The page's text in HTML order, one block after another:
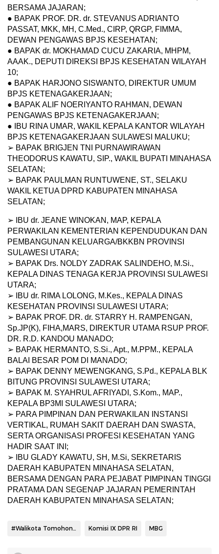
BERSAMA JAJARAN;
● BAPAK PROF. DR. dr. STEVANUS ADRIANTO
PASSAT, MKK, MH, C.Med., CIRP, QRGP, FIMMA,
DEWAN PENGAWAS BPJS KESEHATAN;
● BAPAK dr. MOKHAMAD CUCU ZAKARIA, MHPM,
AAAK., DEPUTI DIREKSI BPJS KESEHATAN WILAYAH
10;
● BAPAK HARJONO SISWANTO, DIREKTUR UMUM
BPJS KETENAGAKERJAAN;
● BAPAK ALIF NOERIYANTO RAHMAN, DEWAN
PENGAWAS BPJS KETENAGAKERJAAN;
● IBU RINA UMAR, WAKIL KEPALA KANTOR WILAYAH
BPJS KETENAGAKERJAAN SULAWESI MALUKU;
➢ BAPAK BRIGJEN TNI PURNAWIRAWAN
THEODORUS KAWATU, SIP., WAKIL BUPATI MINAHASA
SELATAN;
➢ BAPAK PAULMAN RUNTUWENE, ST., SELAKU
WAKIL KETUA DPRD KABUPATEN MINAHASA
SELATAN;
➢ IBU dr. JEANE WINOKAN, MAP, KEPALA
PERWAKILAN KEMENTERIAN KEPENDUDUKAN DAN
PEMBANGUNAN KELUARGA/BKKBN PROVINSI
SULAWESI UTARA;
➢ BAPAK Drs. NOLDY ZADRAK SALINDEHO, M.Si.,
KEPALA DINAS TENAGA KERJA PROVINSI SULAWESI
UTARA;
➢ IBU dr. RIMA LOLONG, M.Kes., KEPALA DINAS
KESEHATAN PROVINSI SULAWESI UTARA;
➢ BAPAK PROF. DR. dr. STARRY H. RAMPENGAN,
Sp.JP(K), FIHA,MARS, DIREKTUR UTAMA RSUP PROF.
DR. R.D. KANDOU MANADO;
➢ BAPAK HERMANTO, S.Si., Apt., M.PPM., KEPALA
BALAI BESAR POM DI MANADO;
➢ BAPAK DENNY MEWENGKANG, S.Pd., KEPALA BLK
BITUNG PROVINSI SULAWESI UTARA;
➢ BAPAK M. SYAHRUL AFRIYADI, S.Kom., MAP.,
KEPALA BP3MI SULAWESI UTARA;
➢ PARA PIMPINAN DAN PERWAKILAN INSTANSI
VERTIKAL, RUMAH SAKIT DAERAH DAN SWASTA,
SERTA ORGANISASI PROFESI KESEHATAN YANG
HADIR SAAT INI;
➢ IBU GLADY KAWATU, SH, M.Si, SEKRETARIS
DAERAH KABUPATEN MINAHASA SELATAN,
BERSAMA DENGAN PARA PEJABAT PIMPINAN TINGGI
PRATAMA DAN SEGENAP JAJARAN PEMERINTAH
DAERAH KABUPATEN MINAHASA SELATAN;
#Walikota Tomohon Caroll Senduk Komisi IX DPR RI MBG